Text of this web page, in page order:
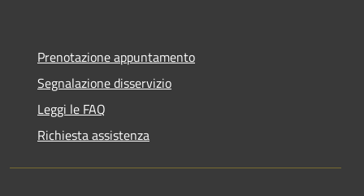
Prenotazione appuntamento
Segnalazione disservizio
Leggi le FAQ
Richiesta assistenza